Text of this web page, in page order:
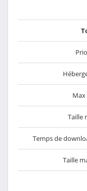
Taille
Temps de
Taille